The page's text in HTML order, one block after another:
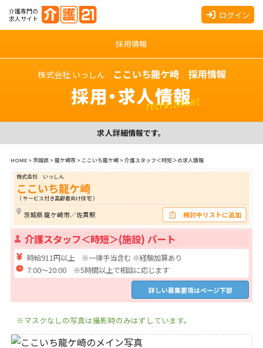
介護専門の
求人サイト
ログイン
採用情報
株式会社 いっしん ここいち龍ケ崎 採用情報
採用・求人情報
recruitment
求人詳細情報です。
HOME>茨城県>龍ケ崎市> ここいち龍ケ崎>介護スタッフ＜時短＞の求人情報
株式会社 いっしん
ここいち龍ケ崎
（ サービス付き高齢者向け住宅 ）
茨城県 龍ケ崎市／佐貫駅 検討中リストに追加
介護スタッフ＜時短＞(施設) パート
時給911円以上 ※一律手当含む ※経験加算あり
7:00～20:00 ※5時間以上で相談に応じます
詳しい募集要項はページ下部
※マスクなしの写真は撮影時のみはずしています。